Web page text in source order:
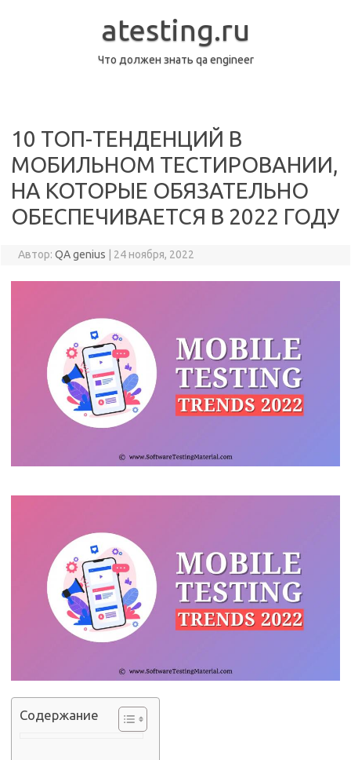
atesting.ru
Что должен знать qa engineer
10 ТОП-ТЕНДЕНЦИЙ В
МОБИЛЬНОМ ТЕСТИРОВАНИИ,
НА КОТОРЫЕ ОБЯЗАТЕЛЬНО
ОБЕСПЕЧИВАЕТСЯ В 2022 ГОДУ
Автор: QA genius 24 ноября, 2022
Содержание